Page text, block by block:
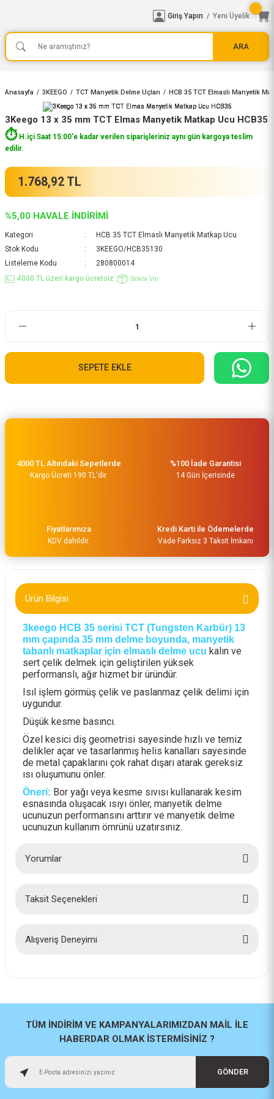
ARA
Giriş Yapın / Yeni Üyelik
Anasayfa 3KEEGO TCT Manyetik Delme Uçları HCB 35 TCT Elmaslı Manyetik
3Keego 13 x 35 mm TCT Elmas Manyetik Matkap Ucu HCB35
⏱️H.içi Saat 15:00'e kadar verilen siparişleriniz aynı gün kargoya teslim
edilir.
1.768,92 TL
%5,00 HAVALE İNDİRİMİ
Kategori
HCB 35 TCT Elmaslı Manyetik Matkap Ucu
Stok Kodu
3KEEGO/HCB35130
Listeleme Kodu
280800014
4000 TL üzeri kargo ücretsiz..
Stokta Var
SEPETE EKLE
4000 TL Altındaki Sepetlerde
Kargo Ücreti 190 TL'dir.
%100 İade Garantisi
14 Gün İçerisinde
Fiyatlarımıza
KDV dahildir.
Kredi Karti ile Ödemelerde
Vade Farksız 3 Taksit İmkanı
Ürün Bilgisi
3keego HCB 35 serisi TCT (Tungsten Karbür) 13
mm çapında 35 mm delme boyunda, manyetik
tabanlı matkaplar için elmaslı delme ucu kalın ve
sert çelik delmek için geliştirilen yüksek
performanslı, ağır hizmet bir üründür.
Isıl işlem görmüş çelik ve paslanmaz çelik delimi için
uygundur.
Düşük kesme basıncı.
Özel kesici diş geometrisi sayesinde hızlı ve temiz
delikler açar ve tasarlanmış helis kanalları sayesinde
de metal çapaklarını çok rahat dışarı atarak gereksiz
ısı oluşumunu önler.
Öneri: Bor yağı veya kesme sıvısı kullanarak kesim
esnasında oluşacak ısıyı önler, manyetik delme
ucunuzun performansını arttırır ve manyetik delme
ucunuzun kullanım ömrünü uzatırsınız.
Yorumlar
Taksit Seçenekleri
Alışveriş Deneyimi
orijinal
H... U... | 02/06/2026
TÜM İNDİRİM VE KAMPANYALARIMIZDAN MAİL İLE
HABERDAR OLMAK İSTERMİSİNİZ ?
GÖNDER